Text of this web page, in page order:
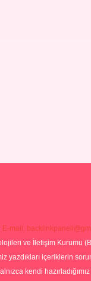
E-mail:
ve İletişim Kurumu
yazdıkları içeriklerin
kendi